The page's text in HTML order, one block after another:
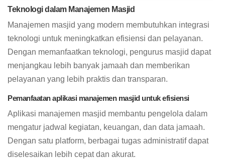
Teknologi dalam Manajemen Masjid
Manajemen masjid yang modern membutuhkan integrasi
teknologi untuk meningkatkan efisiensi dan pelayanan.
Dengan memanfaatkan teknologi, pengurus masjid dapat
menjangkau lebih banyak jamaah dan memberikan
pelayanan yang lebih praktis dan transparan.
Pemanfaatan aplikasi manajemen masjid untuk efisiensi
Aplikasi manajemen masjid membantu pengelola dalam
mengatur jadwal kegiatan, keuangan, dan data jamaah.
Dengan satu platform, berbagai tugas administratif dapat
diselesaikan lebih cepat dan akurat.